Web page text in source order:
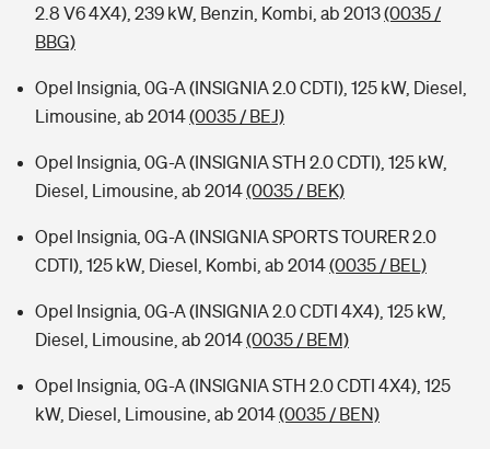
2.8 V6 4X4), 239 kW, Benzin, Kombi, ab 2013(0035 /
BBG)
Opel Insignia, 0G-A (INSIGNIA 2.0 CDTI), 125 kW, Diesel,
Limousine, ab 2014(0035 / BEJ)
Opel Insignia, 0G-A (INSIGNIA STH 2.0 CDTI), 125 kW,
Diesel, Limousine, ab 2014(0035 / BEK)
Opel Insignia, 0G-A (INSIGNIA SPORTS TOURER 2.0
CDTI), 125 kW, Diesel, Kombi, ab 2014(0035 / BEL)
Opel Insignia, 0G-A (INSIGNIA 2.0 CDTI 4X4), 125 kW,
Diesel, Limousine, ab 2014(0035 / BEM)
Opel Insignia, 0G-A (INSIGNIA STH 2.0 CDTI 4X4), 125
kW, Diesel, Limousine, ab 2014(0035 / BEN)